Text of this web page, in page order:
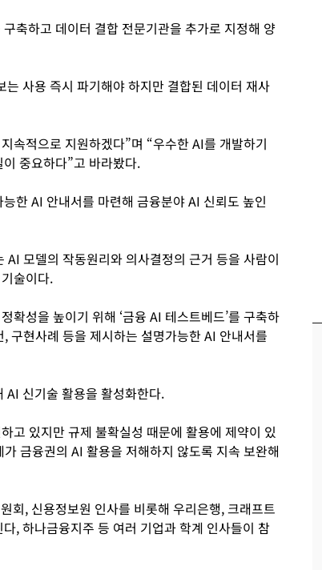
축하고 데이터 결합 전문기관을 추가로 지정해 양
사용 즉시 파기해야 하지만 결합된 데이터 재사
속적으로 지원하겠다”며 “우수한 AI를 개발하기
중요하다”고 바라봤다.
한 AI 안내서를 마련해 금융분야 AI 신뢰도 높인
모델의 작동원리와 의사결정의 근거 등을 사람이
술이다.
확성을 높이기 위해 ‘금융 AI 테스트베드’를 구축하
구현사례 등을 제시하는 설명가능한 AI 안내서를
AI 신기술 활용을 활성화한다.
고 있지만 규제 불확실성 때문에 활용에 제약이 있
금융권의 AI 활용을 저해하지 않도록 지속 보완해
회, 신용정보원 인사를 비롯해 우리은행, 크래프트
, 하나금융지주 등 여러 기업과 학계 인사들이 참